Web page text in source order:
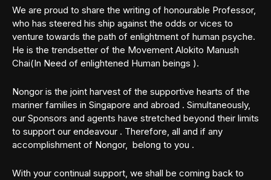
We are proud to share the writing of honourable Professor,
who has steered his ship against the odds or vices to
venture towards the path of enlightment of human psyche.
He is the trendsetter of the Movement Alokito Manush
Chai(In Need of enlightened Human beings ).
Nongor is the joint harvest of the supportive hearts of the
mariner families in Singapore and abroad . Simultaneously,
our Sponsors and agents have stretched beyond their limits
to support our endeavour . Therefore, all and if any
accomplishment of Nongor, belong to you .
With your continual support, we shall be coming back to